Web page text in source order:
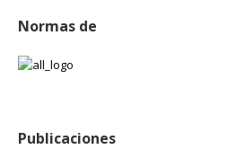
Normas de
Publicaciones